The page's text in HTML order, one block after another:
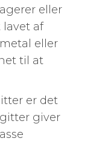
eller
lavet af
eller
til at
er det
giver